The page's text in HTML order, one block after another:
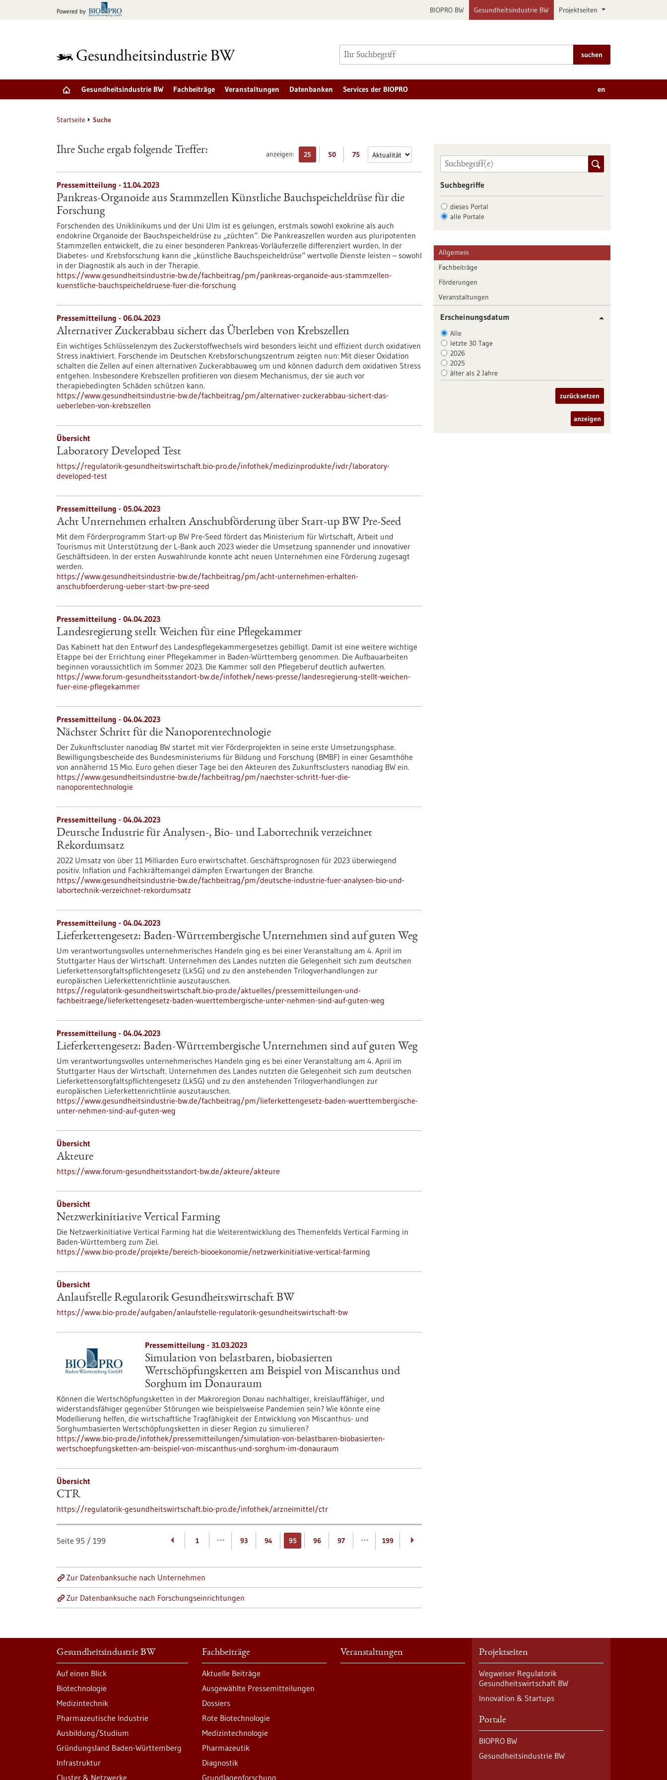
Powered by BIOPRO BW Gesundheitsindustrie BW Projektseiten
suchen
Gesundheitsindustrie BW Fachbeiträge Veranstaltungen Datenbanken Services der BIOPRO en
Startseite Suche
anzeigen: 25 50 75
Ihre Suche ergab folgende Treffer:
Pressemitteilung - 11.04.2023
Pankreas-Organoide aus Stammzellen Künstliche Bauchspeicheldrüse für die
Forschung
Forschenden des Uniklinikums und der Uni Ulm ist es gelungen, erstmals sowohl exokrine als auch
endokrine Organoide der Bauchspeicheldrüse zu „züchten“. Die Pankreaszellen wurden aus pluripotenten
Stammzellen entwickelt, die zu einer besonderen Pankreas-Vorläuferzelle differenziert wurden. In der
Diabetes- und Krebsforschung kann die „künstliche Bauchspeicheldrüse“ wertvolle Dienste leisten – sowohl
in der Diagnostik als auch in der Therapie.
https://www.gesundheitsindustrie-bw.de/fachbeitrag/pm/pankreas-organoide-aus-stammzellen-
kuenstliche-bauchspeicheldruese-fuer-die-forschung
Pressemitteilung - 06.04.2023
Alternativer Zuckerabbau sichert das Überleben von Krebszellen
Ein wichtiges Schlüsselenzym des Zuckerstoffwechsels wird besonders leicht und effizient durch oxidativen
Stress inaktiviert. Forschende im Deutschen Krebsforschungszentrum zeigten nun: Mit dieser Oxidation
schalten die Zellen auf einen alternativen Zuckerabbauweg um und können dadurch dem oxidativen Stress
entgehen. Insbesondere Krebszellen profitieren von diesem Mechanismus, der sie auch vor
therapiebedingten Schäden schützen kann.
https://www.gesundheitsindustrie-bw.de/fachbeitrag/pm/alternativer-zuckerabbau-sichert-das-
ueberleben-von-krebszellen
Übersicht
Laboratory Developed Test
https://regulatorik-gesundheitswirtschaft.bio-pro.de/infothek/medizinprodukte/ivdr/laboratory-
developed-test
Pressemitteilung - 05.04.2023
Acht Unternehmen erhalten Anschubförderung über Start-up BW Pre-Seed
Mit dem Förderprogramm Start-up BW Pre-Seed fördert das Ministerium für Wirtschaft, Arbeit und
Tourismus mit Unterstützung der L-Bank auch 2023 wieder die Umsetzung spannender und innovativer
Geschäftsideen. In der ersten Auswahlrunde konnte acht neuen Unternehmen eine Förderung zugesagt
werden.
https://www.gesundheitsindustrie-bw.de/fachbeitrag/pm/acht-unternehmen-erhalten-
anschubfoerderung-ueber-start-bw-pre-seed
Pressemitteilung - 04.04.2023
Landesregierung stellt Weichen für eine Pflegekammer
Das Kabinett hat den Entwurf des Landespflegekammergesetzes gebilligt. Damit ist eine weitere wichtige
Etappe bei der Errichtung einer Pflegekammer in Baden-Württemberg genommen. Die Aufbauarbeiten
beginnen voraussichtlich im Sommer 2023. Die Kammer soll den Pflegeberuf deutlich aufwerten.
https://www.forum-gesundheitsstandort-bw.de/infothek/news-presse/landesregierung-stellt-weichen-
fuer-eine-pflegekammer
Pressemitteilung - 04.04.2023
Nächster Schritt für die Nanoporentechnologie
Der Zukunftscluster nanodiag BW startet mit vier Förderprojekten in seine erste Umsetzungsphase.
Bewilligungsbescheide des Bundesministeriums für Bildung und Forschung (BMBF) in einer Gesamthöhe
von annähernd 15 Mio. Euro gehen dieser Tage bei den Akteuren des Zukunftsclusters nanodiag BW ein.
https://www.gesundheitsindustrie-bw.de/fachbeitrag/pm/naechster-schritt-fuer-die-
nanoporentechnologie
Pressemitteilung - 04.04.2023
Deutsche Industrie für Analysen-, Bio- und Labortechnik verzeichnet
Rekordumsatz
2022 Umsatz von über 11 Milliarden Euro erwirtschaftet. Geschäftsprognosen für 2023 überwiegend
positiv. Inflation und Fachkräftemangel dämpfen Erwartungen der Branche.
https://www.gesundheitsindustrie-bw.de/fachbeitrag/pm/deutsche-industrie-fuer-analysen-bio-und-
labortechnik-verzeichnet-rekordumsatz
Pressemitteilung - 04.04.2023
Lieferkettengesetz: Baden-Württembergische Unter­nehmen sind auf guten Weg
Um verantwortungsvolles unternehmerisches Handeln ging es bei einer Veranstaltung am 4. April im
Stuttgarter Haus der Wirtschaft. Unternehmen des Landes nutzten die Gelegenheit sich zum deutschen
Lieferkettensorgfaltspflichtengesetz (LkSG) und zu den anstehenden Trilogverhandlungen zur
europäischen Lieferkettenrichtlinie auszutauschen.
https://regulatorik-gesundheitswirtschaft.bio-pro.de/aktuelles/pressemitteilungen-und-
fachbeitraege/lieferkettengesetz-baden-wuerttembergische-unter-nehmen-sind-auf-guten-weg
Pressemitteilung - 04.04.2023
Lieferkettengesetz: Baden-Württembergische Unter­nehmen sind auf guten Weg
Um verantwortungsvolles unternehmerisches Handeln ging es bei einer Veranstaltung am 4. April im
Stuttgarter Haus der Wirtschaft. Unternehmen des Landes nutzten die Gelegenheit sich zum deutschen
Lieferkettensorgfaltspflichtengesetz (LkSG) und zu den anstehenden Trilogverhandlungen zur
europäischen Lieferkettenrichtlinie auszutauschen.
https://www.gesundheitsindustrie-bw.de/fachbeitrag/pm/lieferkettengesetz-baden-wuerttembergische-
unter-nehmen-sind-auf-guten-weg
Übersicht
Akteure
https://www.forum-gesundheitsstandort-bw.de/akteure/akteure
Übersicht
Netzwerkinitiative Vertical Farming
Die Netzwerkinitiative Vertical Farming hat die Weiterentwicklung des Themenfelds Vertical Farming in
Baden-Württemberg zum Ziel.
https://www.bio-pro.de/projekte/bereich-biooekonomie/netzwerkinitiative-vertical-farming
Übersicht
Anlaufstelle Regulatorik Gesundheitswirtschaft BW
https://www.bio-pro.de/aufgaben/anlaufstelle-regulatorik-gesundheitswirtschaft-bw
Pressemitteilung - 31.03.2023
Simulation von belastbaren, biobasierten
Wertschöpfungsketten am Beispiel von Miscanthus und
Sorghum im Donauraum
Können die Wertschöpfungsketten in der Makroregion Donau nachhaltiger, kreislauffähiger, und
widerstandsfähiger gegenüber Störungen wie beispielsweise Pandemien sein? Wie könnte eine
Modellierung helfen, die wirtschaftliche Tragfähigkeit der Entwicklung von Miscanthus- und
Sorghumbasierten Wertschöpfungsketten in dieser Region zu simulieren?
https://www.bio-pro.de/infothek/pressemitteilungen/simulation-von-belastbaren-biobasierten-
wertschoepfungsketten-am-beispiel-von-miscanthus-und-sorghum-im-donauraum
Übersicht
CTR
https://regulatorik-gesundheitswirtschaft.bio-pro.de/infothek/arzneimittel/ctr
Seite 95 / 199 1 … 93 94 95 96 97 … 199
Zur Datenbanksuche nach Unternehmen
Zur Datenbanksuche nach Forschungseinrichtungen
Suchbegriffe
dieses Portal
alle Portale
Allgemein
Fachbeiträge
Förderungen
Veranstaltungen
Erscheinungsdatum
Alle
letzte 30 Tage
2026
2025
älter als 2 Jahre
zurücksetzen
anzeigen
Gesundheitsindustrie BW
Auf einen Blick
Biotechnologie
Medizintechnik
Pharmazeutische Industrie
Ausbildung/Studium
Gründungsland Baden-Württemberg
Infrastruktur
Cluster & Netzwerke
Fachbeiträge
Aktuelle Beiträge
Ausgewählte Pressemitteilungen
Dossiers
Rote Biotechnologie
Medizintechnologie
Pharmazeutik
Diagnostik
Grundlagenforschung
Veranstaltungen Projektseiten
Wegweiser Regulatorik
Gesundheitswirtschaft BW
Innovation & Startups
Portale
BIOPRO BW
Gesundheitsindustrie BW